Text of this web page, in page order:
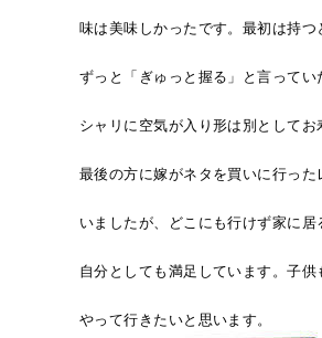
味は美味しかったです。最初は持つ
ずっと「ぎゅっと握る」と言ってい
シャリに空気が入り形は別としてお
最後の方に嫁がネタを買いに行っ
いましたが、どこにも行けず家に
自分としても満足しています。子
やって行きたいと思います。